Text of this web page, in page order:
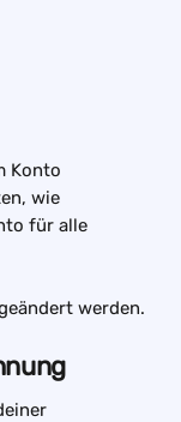
Konto
wie
für alle
werden.